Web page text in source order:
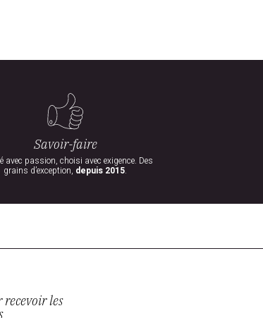
Savoir-faire
avec passion, choisi avec exigence. Des
grains d’exception, depuis 2015.
les